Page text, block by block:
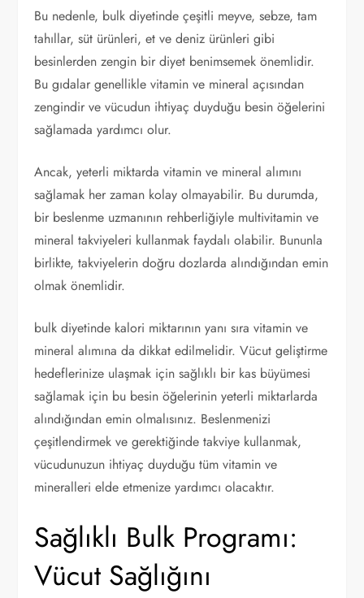
Bu nedenle, bulk diyetinde çeşitli meyve, sebze, tam
tahıllar, süt ürünleri, et ve deniz ürünleri gibi
besinlerden zengin bir diyet benimsemek önemlidir.
Bu gıdalar genellikle vitamin ve mineral açısından
zengindir ve vücudun ihtiyaç duyduğu besin öğelerini
sağlamada yardımcı olur.
Ancak, yeterli miktarda vitamin ve mineral alımını
sağlamak her zaman kolay olmayabilir. Bu durumda,
bir beslenme uzmanının rehberliğiyle multivitamin ve
mineral takviyeleri kullanmak faydalı olabilir. Bununla
birlikte, takviyelerin doğru dozlarda alındığından emin
olmak önemlidir.
bulk diyetinde kalori miktarının yanı sıra vitamin ve
mineral alımına da dikkat edilmelidir. Vücut geliştirme
hedeflerinize ulaşmak için sağlıklı bir kas büyümesi
sağlamak için bu besin öğelerinin yeterli miktarlarda
alındığından emin olmalısınız. Beslenmenizi
çeşitlendirmek ve gerektiğinde takviye kullanmak,
vücudunuzun ihtiyaç duyduğu tüm vitamin ve
mineralleri elde etmenize yardımcı olacaktır.
Sağlıklı Bulk Programı:
Vücut Sağlığını